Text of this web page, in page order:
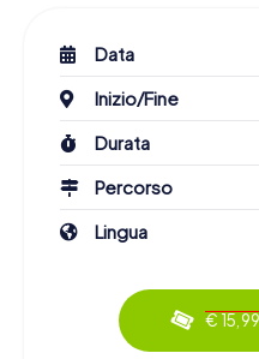
Data
Inizio/Fine
Durata
Percorso
Lingua
€ 15,99